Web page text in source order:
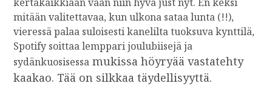
K
U
O
R
I
mitään valitettavaa, kun ulkona sataa lunta (!!),
vieressä palaa suloisesti kanelilta tuoksuva kynttilä,
Spotify soittaa lemppari joulubiisejä ja
sydänkuosisessa mukissa höyryää vastatehty
kaakao. Tää on silkkaa täydellisyyttä.